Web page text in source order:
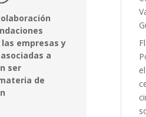
empresas y
a
ser
de